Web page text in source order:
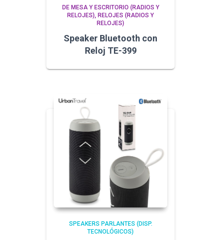
DE MESA Y ESCRITORIO (RADIOS Y
RELOJES)
RELOJES (RADIOS Y
RELOJES)
Speaker Bluetooth con
Reloj TE-399
SPEAKERS PARLANTES (DISP.
TECNOLÓGICOS)